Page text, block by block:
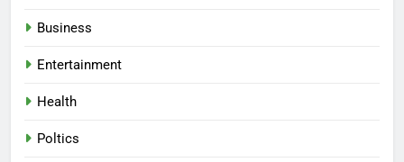
Business
Entertainment
Health
Poltics